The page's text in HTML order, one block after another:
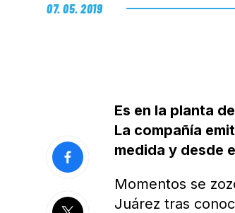
07. 05. 2019
Es en la planta
La compañía
medida y desde
Momentos se
Juárez tras